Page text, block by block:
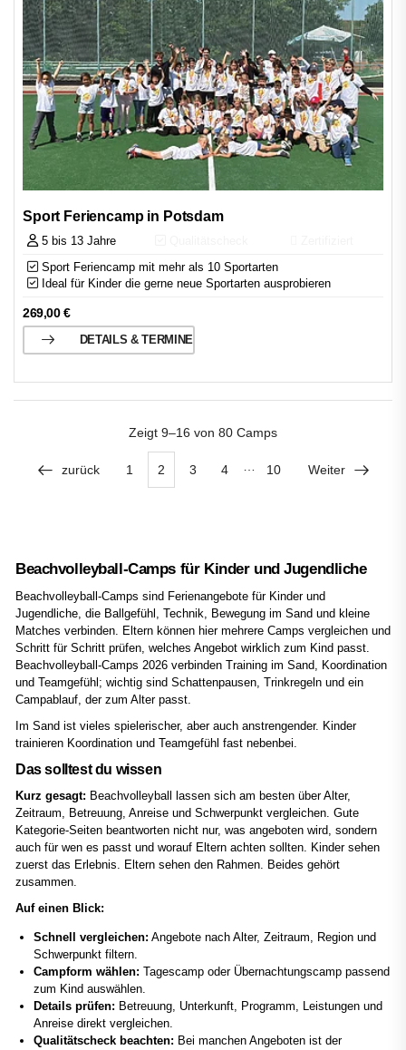
Sport Feriencamp in Potsdam
5 bis 13 Jahre
Sport Feriencamp mit mehr als 10 Sportarten
Ideal für Kinder die gerne neue Sportarten ausprobieren
269,00€
DETAILS & TERMINE
Zeigt 9–16 von 80 Camps
zurück 1 2 3 4 … 10 Weiter
Beachvolleyball-Camps für Kinder und Jugendliche
Beachvolleyball-Camps sind Ferienangebote für Kinder und
Jugendliche, die Ballgefühl, Technik, Bewegung im Sand und kleine
Matches verbinden. Eltern können hier mehrere Camps vergleichen und
Schritt für Schritt prüfen, welches Angebot wirklich zum Kind passt.
Beachvolleyball-Camps 2026 verbinden Training im Sand, Koordination
und Teamgefühl; wichtig sind Schattenpausen, Trinkregeln und ein
Campablauf, der zum Alter passt.
Im Sand ist vieles spielerischer, aber auch anstrengender. Kinder
trainieren Koordination und Teamgefühl fast nebenbei.
Das solltest du wissen
Kurz gesagt: Beachvolleyball lassen sich am besten über Alter,
Zeitraum, Betreuung, Anreise und Schwerpunkt vergleichen. Gute
Kategorie-Seiten beantworten nicht nur, was angeboten wird, sondern
auch für wen es passt und worauf Eltern achten sollten. Kinder sehen
zuerst das Erlebnis. Eltern sehen den Rahmen. Beides gehört
zusammen.
Auf einen Blick:
Schnell vergleichen: Angebote nach Alter, Zeitraum, Region und
Schwerpunkt filtern.
Campform wählen: Tagescamp oder Übernachtungscamp passend
zum Kind auswählen.
Details prüfen: Betreuung, Unterkunft, Programm, Leistungen und
Anreise direkt vergleichen.
Qualitätscheck beachten: Bei manchen Angeboten ist der